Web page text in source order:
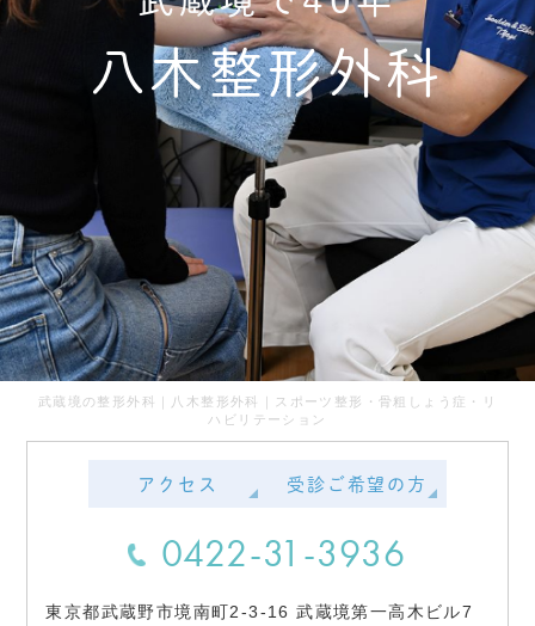
八木整形外科
武蔵境の整形外科｜八木整形外科｜スポーツ整形・骨粗しょう症・リ
ハビリテーション
アクセス 受診ご希望の方
0422-31-3936
東京都武蔵野市境南町2-3-16 武蔵境第一高木ビル7